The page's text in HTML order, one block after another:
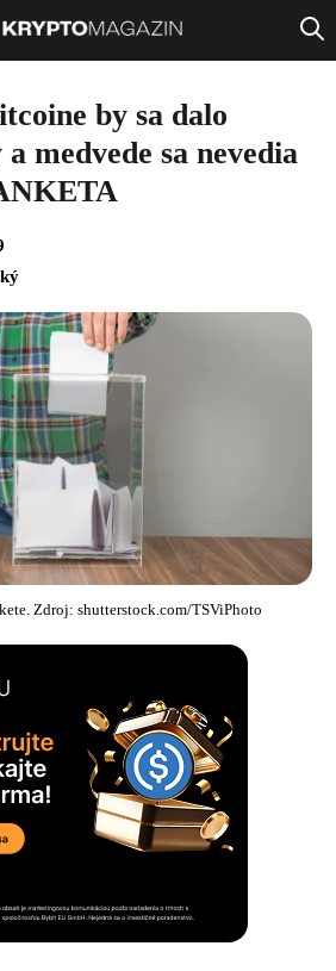
by sa dalo
medvede sa nevedia
Zdroj: shutterstock.com/TSViPhoto